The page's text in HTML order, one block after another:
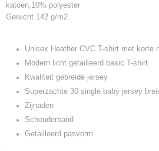
katoen,10% polyester
Gewicht 142 g/m2
Unisex Heather CVC T-shirt met korte
Modern licht getailleerd basic T-shirt
Kwaliteit gebreide jersey
Superzachte 30 single baby jersey
Zijnaden
Schouderband
Getailleerd pasvorm